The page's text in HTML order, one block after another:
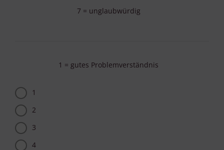
7 = unglaubwürdig
1 = gutes Problemverständnis
1
2
3
4